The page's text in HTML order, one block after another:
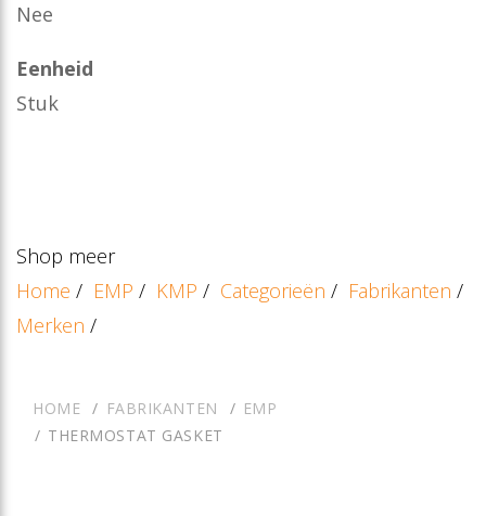
Nee
Eenheid
Stuk
Shop meer
Home / EMP / KMP / Categorieën / Fabrikanten /
Merken /
HOME FABRIKANTEN
EMP
THERMOSTAT GASKET